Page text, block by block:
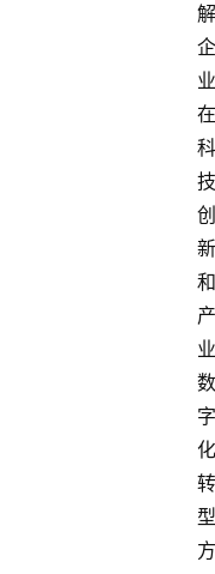
解
企
业
在
科
技
创
新
和
产
业
数
字
化
转
型
方